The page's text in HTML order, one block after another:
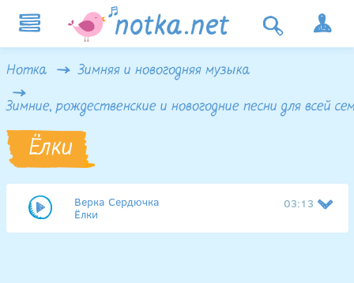
Нотка Зимняя и новогодняя музыка
Зимние, рождественские и новогодние песни для всей
Ёлки
Верка Сердючка
Ёлки
03:13